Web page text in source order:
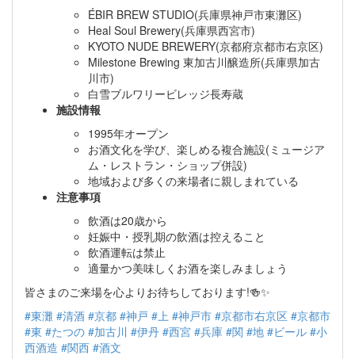
ÉBIR BREW STUDIO(兵庫県神戸市東灘区)
Heal Soul Brewery(兵庫県西宮市)
KYOTO NUDE BREWERY(京都府京都市右京区)
Milestone Brewing 東加古川醸造所(兵庫県加古
川市)
白雪ブルワリービレッジ長寿蔵
施設情報
1995年オープン
お酒文化を学び、楽しめる複合施設(ミュージア
ム・レストラン・ショップ併設)
地域および多くの来場者に親しまれている
注意事項
飲酒は20歳から
妊娠中・授乳期の飲酒は控えること
飲酒運転は禁止
適量かつ美味しくお酒を楽しみましょう
皆さまのご来場を心よりお待ちしております!🍻✨
#東灘 #清酒 #京都 #神戸 #上 #神戸市 #京都市右京区 #京都市
#東 #たつの #加古川 #伊丹 #西宮 #兵庫 #関 #地 #ビール #小
西酒造 #関西 #酒文